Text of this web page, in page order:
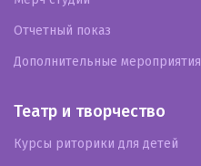
Отчетный показ
Дополнительные мероприятия
Театр и творчество
Курсы риторики для детей